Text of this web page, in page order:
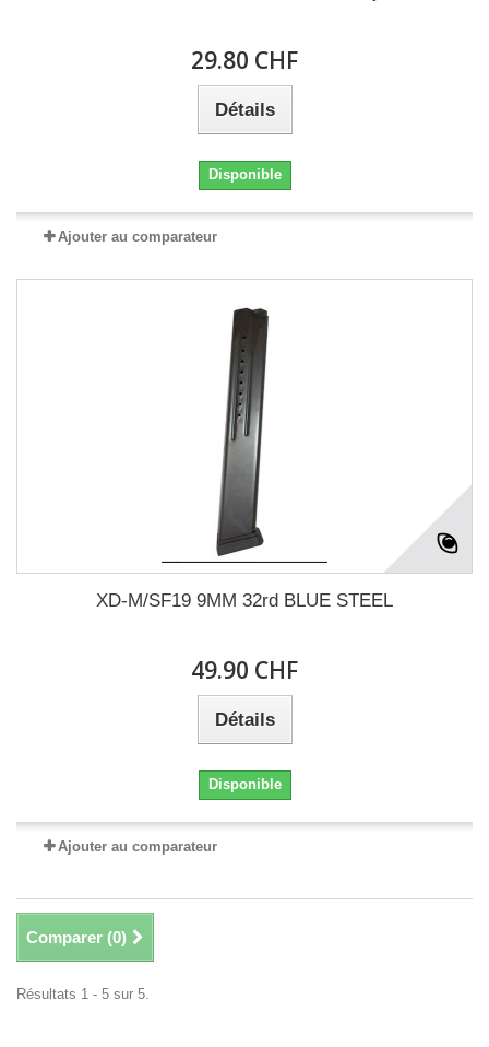
29.80 CHF
Détails
Disponible
Ajouter au comparateur
XD-M/SF19 9MM 32rd BLUE STEEL
49.90 CHF
Détails
Disponible
Ajouter au comparateur
Comparer (0)
Résultats 1 - 5 sur 5.